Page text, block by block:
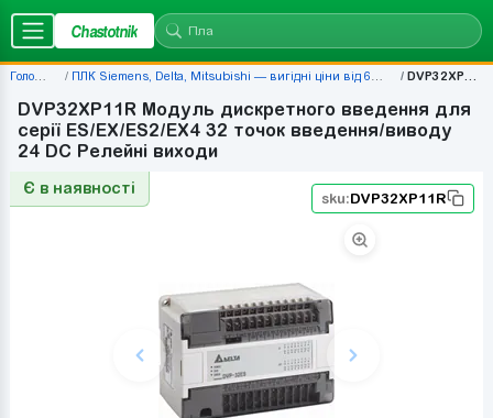
Chastotnik
Головна ПЛК Siemens, Delta, Mitsubishi — вигідні ціни від 677 грн DVP32XP11R
DVP32XP11R Модуль дискретного введення для
серії ES/EX/ES2/EX4 32 точок введення/виводу
24 DC Релейні виходи
Є в наявності
sku:DVP32XP11R